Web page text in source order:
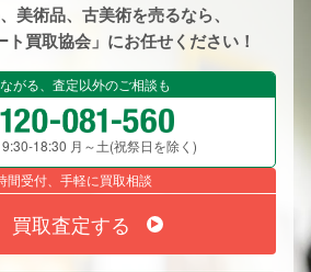
美術品、古美術を売るなら、
ト買取協会」にお任せください！
がる、査定以外のご相談も
9:30-18:30 月～土(祝祭日を除く)
間受付、手軽に買取相談
買取査定する